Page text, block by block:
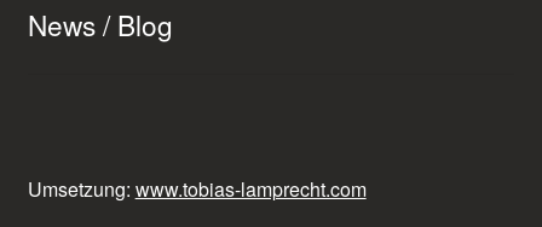
News / Blog
Umsetzung: www.tobias-lamprecht.com